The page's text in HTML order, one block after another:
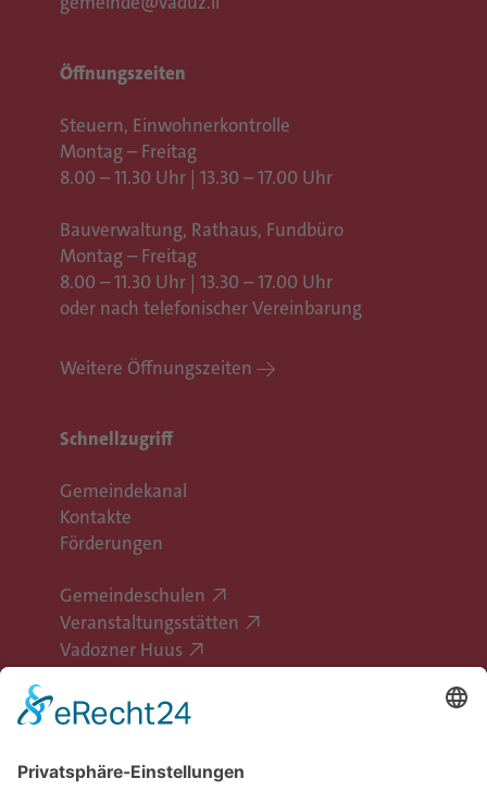
Öffnungszeiten
Steuern, Einwohnerkontrolle
Montag – Freitag
8.00 – 11.30 Uhr | 13.30 – 17.00 Uhr
Bauverwaltung, Rathaus, Fundbüro
Montag – Freitag
8.00 – 11.30 Uhr | 13.30 – 17.00 Uhr
oder nach telefonischer Vereinbarung
Weitere Öffnungszeiten
Schnellzugriff
Gemeindekanal
Kontakte
Förderungen
Gemeindeschulen
Veranstaltungsstätten
Vadozner Huus